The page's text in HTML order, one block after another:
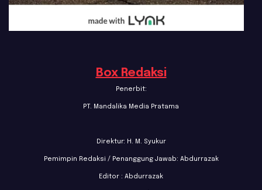
Box Redaksi
Penerbit:
PT. Mandalika Media Pratama
Direktur: H. M. Syukur
Pemimpin Redaksi / Penanggung Jawab: Abdurrazak
Editor : Abdurrazak